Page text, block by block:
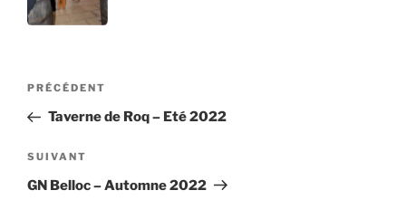
Navigation
l’article
Article
précédent
PRÉCÉDENT
Taverne de Roq – Eté 2022
Article
suivant
SUIVANT
GN Belloc – Automne 2022